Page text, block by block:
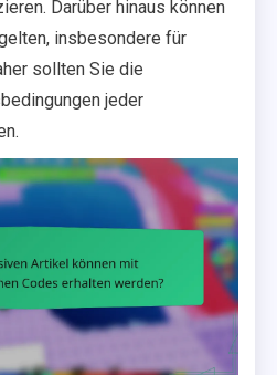
Darüber hinaus können
insbesondere für
sollten Sie die
jeder